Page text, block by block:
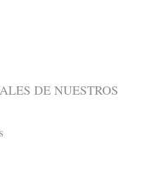
DE NUESTROS